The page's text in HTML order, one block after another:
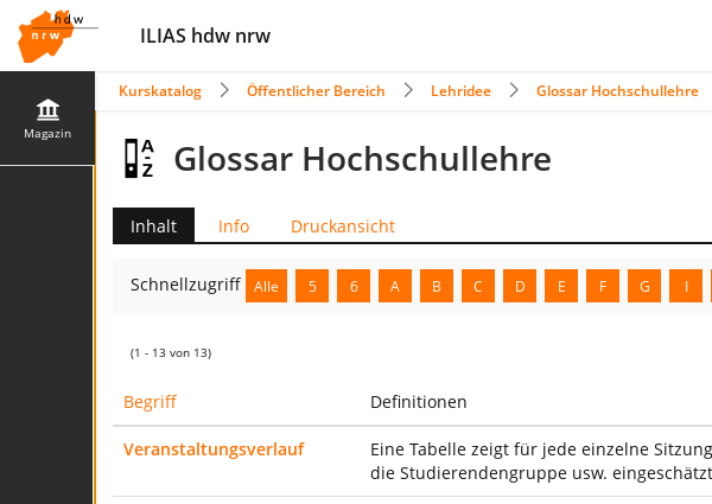
ILIAS hdw nrw
Magazin
Kurskatalog Öffentlicher Bereich Lehridee Glossar Hochschullehre
Glossar Hochschullehre
Inhalt Info Druckansicht
Schnellzugriff Alle 5 6 A B C D E F G I
(1 - 13 von 13)
Begriff Definitionen
Veranstaltungsverlauf
Eine Tabelle zeigt für jede einzelne
die Studierendengruppe usw.